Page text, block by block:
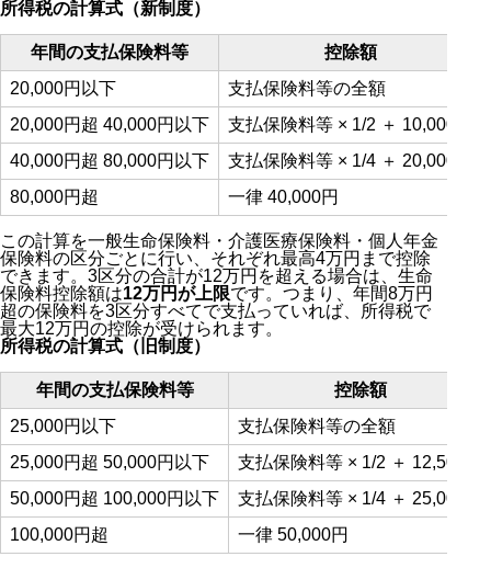
所得税の計算式（新制度）
年間の支払保険料等
控除額
20,000円以下
支払保険料等の全額
20,000円超 40,000円以下
支払保険料等 × 1/2 ＋ 10,000円
40,000円超 80,000円以下
支払保険料等 × 1/4 ＋ 20,000円
80,000円超
一律 40,000円
この計算を一般生命保険料・介護医療保険料・個人年金
保険料の区分ごとに行い、それぞれ最高4万円まで控除
できます。3区分の合計が12万円を超える場合は、生命
保険料控除額は12万円が上限です。つまり、年間8万円
超の保険料を3区分すべてで支払っていれば、所得税で
最大12万円の控除が受けられます。
所得税の計算式（旧制度）
年間の支払保険料等
控除額
25,000円以下
支払保険料等の全額
25,000円超 50,000円以下
支払保険料等 × 1/2 ＋ 12,500円
50,000円超 100,000円以下
支払保険料等 × 1/4 ＋ 25,000円
100,000円超
一律 50,000円